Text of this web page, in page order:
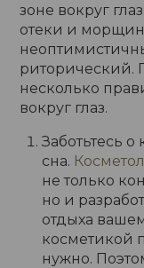
зоне вокруг
отеки и
риторический.
несколько
вокруг глаз.
Заботьтесь о
сна.
не только
но и
отдыха
косметикой
нужно.